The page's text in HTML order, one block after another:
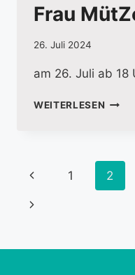
Frau
26. Juli 2024
am 26. Juli ab 18
WEITERLESEN
MÜTZE
Vorherige
Seite
1 2
Nächste